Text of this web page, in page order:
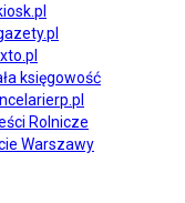
księgowość
Rolnicze
Warszawy